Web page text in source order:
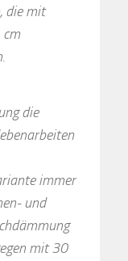
die mit
die
immer
und
mit 30